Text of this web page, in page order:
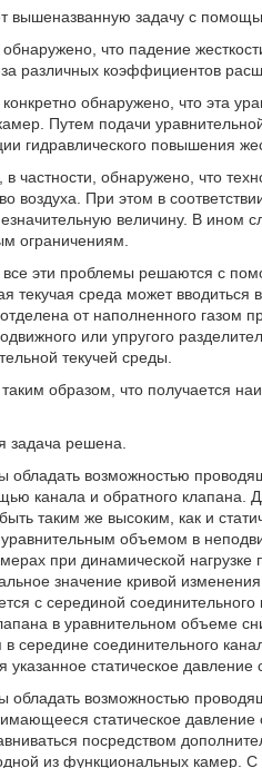
вышеназванную задачу с
что падение
различных коэффициентов
обнаружено, что эта
Путем подачи
гидравлического повышения
частности, обнаружено, что
воздуха. При этом в
величину. В ином
ограничениям.
все эти проблемы решаются с
текучая среда может
от наполненного газом
или упругого
текучей среды.
образом, что получается
задача решена.
обладать возможностью
канала и обратного клапана.
таким же высоким, как и
объемом в
при динамической
значение кривой
с серединой
в уравнительном объеме
середине соединительного
указанное статическое
обладать возможностью
статическое
посредством
из функциональных камер.